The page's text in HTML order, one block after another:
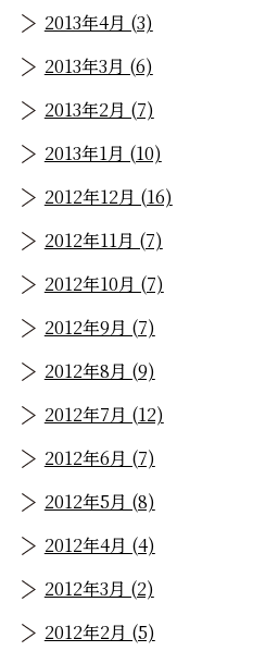
2013年4月 (3)
2013年3月 (6)
2013年2月 (7)
2013年1月 (10)
2012年12月 (16)
2012年11月 (7)
2012年10月 (7)
2012年9月 (7)
2012年8月 (9)
2012年7月 (12)
2012年6月 (7)
2012年5月 (8)
2012年4月 (4)
2012年3月 (2)
2012年2月 (5)